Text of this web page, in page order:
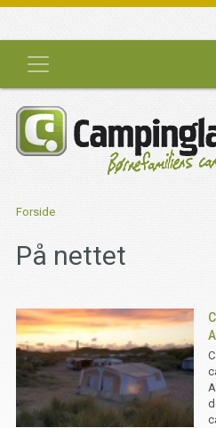
Forside
På nettet